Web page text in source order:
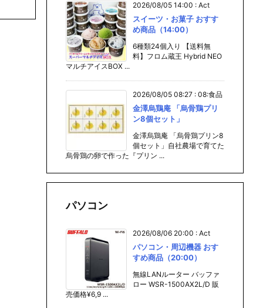
2026/08/05 14:00 : Act
スイーツ・お菓子 おすす
め商品（14:00）
6種類24個入り 【送料無
料】フロム蔵王 Hybrid NEO
マルチアイスBOX ...
2026/08/05 08:27 : 08:食品
金澤烏鶏庵 「烏骨鶏プリ
ン8個セット」
金澤烏鶏庵 「烏骨鶏プリン8
個セット」自社農場で育てた
烏骨鶏の卵で作った『プリン ...
パソコン
2026/08/06 20:00 : Act
パソコン・周辺機器 おす
すめ商品（20:00）
無線LANルーター バッファ
ロー WSR-1500AX2L/D 販
売価格¥6,9 ...